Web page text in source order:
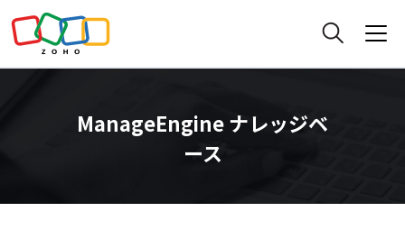
ManageEngine ナレッジベ
ース